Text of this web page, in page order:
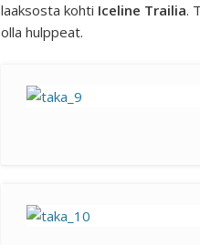
laaksosta kohti Iceline Trailia.
olla hulppeat.